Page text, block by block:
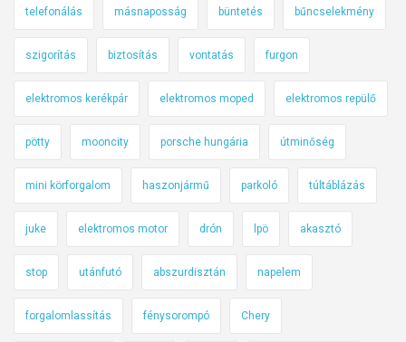
telefonálás másnaposság büntetés bűncselekmény
szigorítás biztosítás vontatás furgon
elektromos kerékpár elektromos moped elektromos repülő
pötty mooncity porsche hungária útminőség
mini körforgalom haszonjármű parkoló túltáblázás
juke elektromos motor drón lpö akasztó
stop utánfutó abszurdisztán napelem
forgalomlassítás fénysorompó Chery